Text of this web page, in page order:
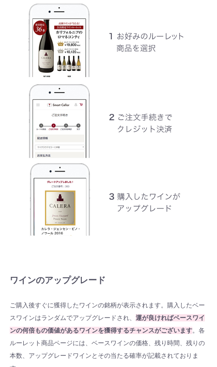
ワインのアップグレード
ご購入後すぐに獲得したワインの銘柄が表示されます。購入したベー
スワインはランダムでアップグレードされ、 運が良ければベースワイ
ンの何倍もの価値があるワインを獲得するチャンスがございます。 各
ルーレット商品ページには、ベースワインの価格、残り時間、残りの
本数、アップグレードワインとその当たる確率が記載されておりま